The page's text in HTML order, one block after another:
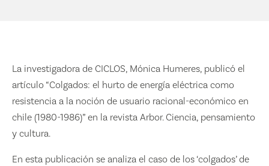
La investigadora de CICLOS, Mónica Humeres, publicó el
artículo “Colgados: el hurto de energía eléctrica como
resistencia a la noción de usuario racional-económico en
chile (1980-1986)” en la revista Arbor. Ciencia, pensamiento
y cultura.
En esta publicación se analiza el caso de los ‘colgados’ de